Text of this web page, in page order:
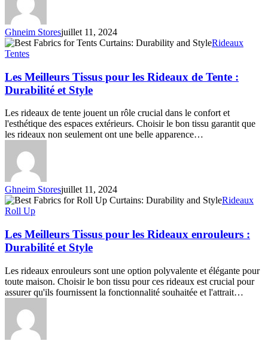
Ghneim Storesjuillet 11, 2024
Les
Meilleurs
pour
les
Rideaux
Tente
:
Durabilité
Style
Rideaux
Tentes
Les Meilleurs Tissus pour les Rideaux de Tente :
Durabilité et Style
Les rideaux de tente jouent un rôle crucial dans le confort et
l'esthétique des espaces extérieurs. Choisir le bon tissu garantit que
les rideaux non seulement ont une belle apparence…
Ghneim Storesjuillet 11, 2024
Les
Meilleurs
pour
les
Rideaux
:
Durabilité
et
Style
Rideaux
Roll Up
Les Meilleurs Tissus pour les Rideaux enrouleurs :
Durabilité et Style
Les rideaux enrouleurs sont une option polyvalente et élégante pour
toute maison. Choisir le bon tissu pour ces rideaux est crucial pour
assurer qu'ils fournissent la fonctionnalité souhaitée et l'attrait…